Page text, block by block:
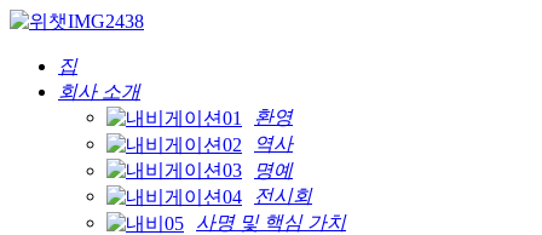
집
회사 소개
환영
역사
명예
전시회
사명 및 핵심 가치